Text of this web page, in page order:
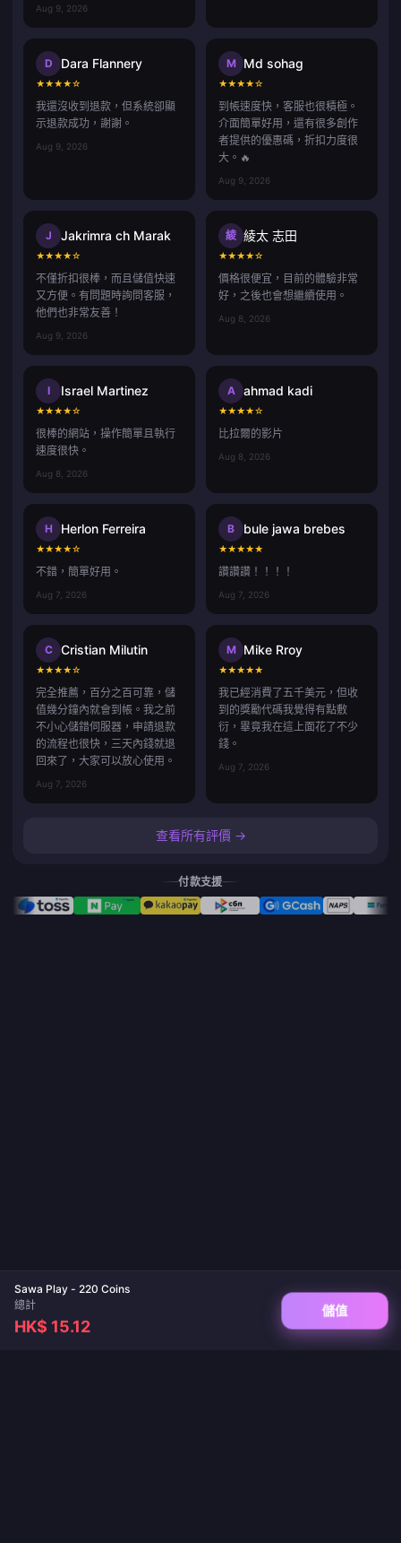
Sawa Play - 220 Coins
總計
HK$ 15.12
儲值
Aug 9, 2026
D Dara Flannery
★★★★☆
我還沒收到退款，但系統卻顯
示退款成功，謝謝。
Aug 9, 2026
M Md sohag
★★★★☆
到帳速度快，客服也很積極。
介面簡單好用，還有很多創作
者提供的優惠碼，折扣力度很
大。🔥
Aug 9, 2026
J Jakrimra ch Marak
★★★★☆
不僅折扣很棒，而且儲值快速
又方便。有問題時詢問客服，
他們也非常友善！
Aug 9, 2026
綾 綾太 志田
★★★★☆
價格很便宜，目前的體驗非常
好，之後也會想繼續使用。
Aug 8, 2026
I Israel Martinez
★★★★☆
很棒的網站，操作簡單且執行
速度很快。
Aug 8, 2026
A ahmad kadi
★★★★☆
比拉爾的影片
Aug 8, 2026
H Herlon Ferreira
★★★★☆
不錯，簡單好用。
Aug 7, 2026
B bule jawa brebes
★★★★★
讚讚讚！！！！
Aug 7, 2026
C Cristian Milutin
★★★★☆
完全推薦，百分之百可靠，儲
值幾分鐘內就會到帳。我之前
不小心儲錯伺服器，申請退款
的流程也很快，三天內錢就退
回來了，大家可以放心使用。
Aug 7, 2026
M Mike Rroy
★★★★★
我已經消費了五千美元，但收
到的獎勵代碼我覺得有點敷
衍，畢竟我在這上面花了不少
錢。
Aug 7, 2026
查看所有評價 →
付款支援